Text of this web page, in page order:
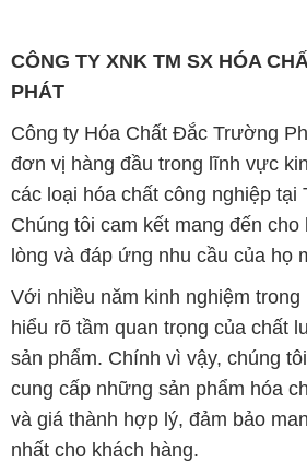
CÔNG TY XNK TM SX HÓA
PHÁT
Công ty Hóa Chất Đắc Trường
đơn vị hàng đầu trong lĩnh vực
các loại hóa chất công nghiệp tại
Chúng tôi cam kết mang đến
lòng và đáp ứng nhu cầu của họ
Với nhiều năm kinh nghiệm trong
hiểu rõ tầm quan trọng của chất
sản phẩm. Chính vì vậy, chúng
cung cấp những sản phẩm hóa
và giá thành hợp lý, đảm bảo
nhất cho khách hàng.